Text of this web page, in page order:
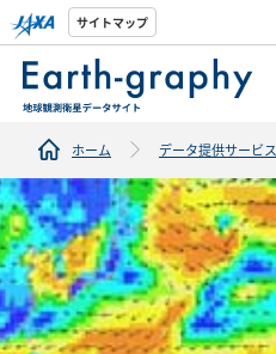
サイトマップ
ホーム データ提供サービス